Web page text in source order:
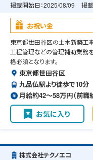
掲載開始日：2025/08/09 掲
お祝い金
東京都世田谷区の土木新築工
工程管理などの管理補助業務
格必須となります。
東京都世田谷区
九品仏駅より徒歩で10分
月給約42〜58万円（前職
お気に入り
株式会社テクノエコ